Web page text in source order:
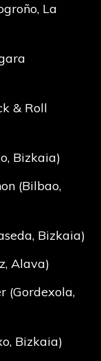
La
& Roll
Bizkaia)
(Bilbao,
Bizkaia)
Alava)
(Gordexola,
Bizkaia)